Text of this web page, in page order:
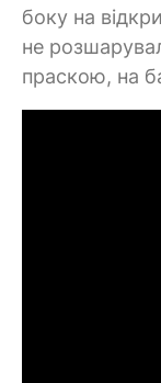
боку на
не
праскою, на